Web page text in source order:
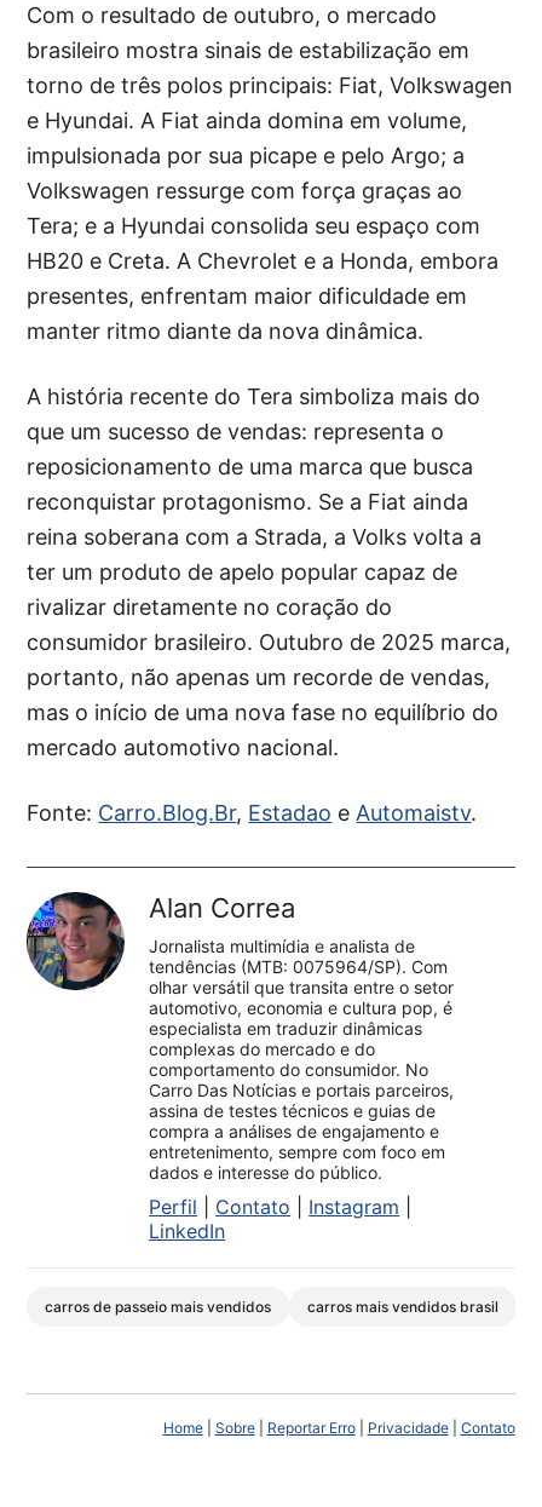
Com o resultado de outubro, o mercado
brasileiro mostra sinais de estabilização em
torno de três polos principais: Fiat, Volkswagen
e Hyundai. A Fiat ainda domina em volume,
impulsionada por sua picape e pelo Argo; a
Volkswagen ressurge com força graças ao
Tera; e a Hyundai consolida seu espaço com
HB20 e Creta. A Chevrolet e a Honda, embora
presentes, enfrentam maior dificuldade em
manter ritmo diante da nova dinâmica.
A história recente do Tera simboliza mais do
que um sucesso de vendas: representa o
reposicionamento de uma marca que busca
reconquistar protagonismo. Se a Fiat ainda
reina soberana com a Strada, a Volks volta a
ter um produto de apelo popular capaz de
rivalizar diretamente no coração do
consumidor brasileiro. Outubro de 2025 marca,
portanto, não apenas um recorde de vendas,
mas o início de uma nova fase no equilíbrio do
mercado automotivo nacional.
Fonte: Carro.Blog.Br, Estadao e Automaistv.
Alan Correa
Jornalista multimídia e analista de
tendências (MTB: 0075964/SP). Com
olhar versátil que transita entre o setor
automotivo, economia e cultura pop, é
especialista em traduzir dinâmicas
complexas do mercado e do
comportamento do consumidor. No
Carro Das Notícias e portais parceiros,
assina de testes técnicos e guias de
compra a análises de engajamento e
entretenimento, sempre com foco em
dados e interesse do público.
Perfil Contato Instagram
LinkedIn
carros de passeio mais vendidos carros mais vendidos brasil
Home| Sobre| Reportar Erro| Privacidade| Contato